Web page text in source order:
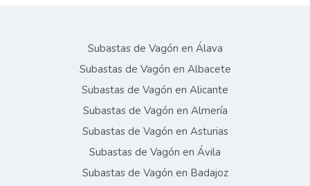
Subastas de Vagón en Álava
Subastas de Vagón en Albacete
Subastas de Vagón en Alicante
Subastas de Vagón en Almería
Subastas de Vagón en Asturias
Subastas de Vagón en Ávila
Subastas de Vagón en Badajoz